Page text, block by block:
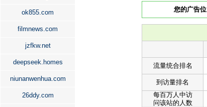
ok855.com
filmnews.com
jzfkw.net
deepseek.homes
niunanwenhua.com
26ddy.com
您的广告位
流量统合排名
到访量排名
每百万人中访
问该站的人数